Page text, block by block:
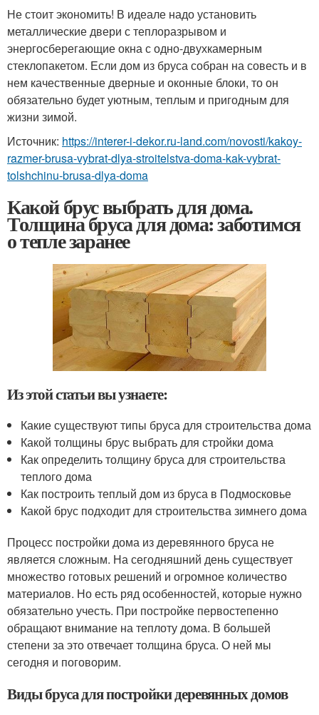
Не стоит экономить! В идеале надо установить
металлические двери с теплоразрывом и
энергосберегающие окна с одно-двухкамерным
стеклопакетом. Если дом из бруса собран на совесть и в
нем качественные дверные и оконные блоки, то он
обязательно будет уютным, теплым и пригодным для
жизни зимой.
Источник: https://interer-i-dekor.ru-land.com/novosti/kakoy-
razmer-brusa-vybrat-dlya-stroitelstva-doma-kak-vybrat-
tolshchinu-brusa-dlya-doma
Какой брус выбрать для дома.
Толщина бруса для дома: заботимся
о тепле заранее
Из этой статьи вы узнаете:
Какие существуют типы бруса для строительства дома
Какой толщины брус выбрать для стройки дома
Как определить толщину бруса для строительства
теплого дома
Как построить теплый дом из бруса в Подмосковье
Какой брус подходит для строительства зимнего дома
Процесс постройки дома из деревянного бруса не
является сложным. На сегодняшний день существует
множество готовых решений и огромное количество
материалов. Но есть ряд особенностей, которые нужно
обязательно учесть. При постройке первостепенно
обращают внимание на теплоту дома. В большей
степени за это отвечает толщина бруса. О ней мы
сегодня и поговорим.
Виды бруса для постройки деревянных домов